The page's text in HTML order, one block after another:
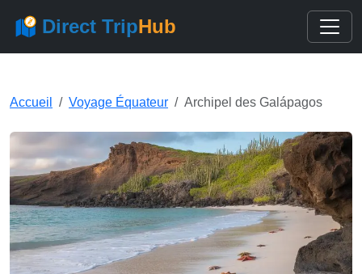
Direct TripHub
Accueil Voyage Équateur Archipel des Galápagos